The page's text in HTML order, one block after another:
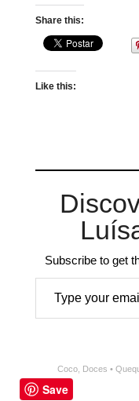
Share this:
Like this:
Subscribe to get
Type your email…
Coco Doces •
Save